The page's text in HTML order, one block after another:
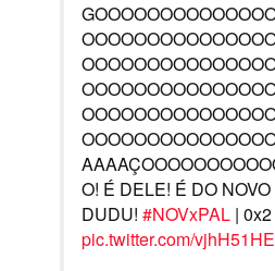
O! É DELE! É DO
DUDU! #NOVxPAL | 0x2
pic.twitter.com/